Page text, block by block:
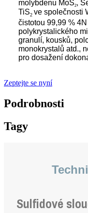
molybdenu MoS2,
TiS2 ve společnosti
čistotou 99,99 %
polykrystalického
granulí, kousků,
monokrystalů atd.,
pro dosažení
Zeptejte se nyní
Podrobnosti
Tagy
Sulfidové